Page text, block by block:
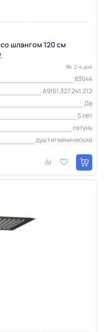
шлангом 120 см
2-4 дня
83644
A9151.327.241.212
Да
5 лет
латунь
душ гигиенический